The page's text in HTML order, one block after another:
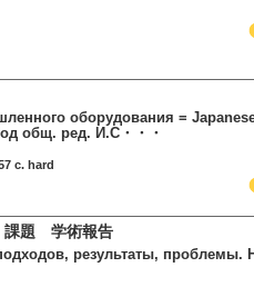
оборудования =
общ. ред. И.С・・・
c. hard
課題 学術報告
результаты, проблемы.